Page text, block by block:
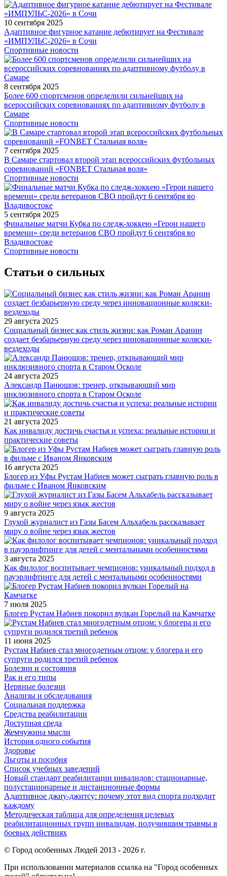
10 сентября 2025
Адаптивное фигурное катание дебютирует на Фестивале
«ИМПУЛЬС-2026» в Сочи
Спортивные новости
8 сентября 2025
Более 600 спортсменов определили сильнейших на
всероссийских соревнованиях по адаптивному футболу в
Самаре
Спортивные новости
7 сентября 2025
В Самаре стартовал второй этап всероссийских футбольных
соревнований «FONBET Стальная воля»
Спортивные новости
5 сентября 2025
Финальные матчи Кубка по следж-хоккею «Герои нашего
времени» среди ветеранов СВО пройдут 6 сентября во
Владивостоке
Спортивные новости
Статьи о сильных
29 августа 2025
Социальный бизнес как стиль жизни: как Роман Аранин
создает безбарьерную среду через инновационные коляски-
вездеходы
24 августа 2025
Александр Панюшов: тренер, открывающий мир
инклюзивного спорта в Старом Осколе
21 августа 2025
Как инвалиду достичь счастья и успеха: реальные истории и
практические советы
16 августа 2025
Блогер из Уфы Рустам Набиев может сыграть главную роль в
фильме с Иваном Янковским
9 августа 2025
Глухой журналист из Газы Басем Альхабель рассказывает
миру о войне через язык жестов
3 августа 2025
Как филолог воспитывает чемпионов: уникальный подход в
пауэрлифтинге для детей с ментальными особенностями
7 июля 2025
Блогер Рустам Набиев покорил вулкан Горелый на Камчатке
11 июня 2025
Рустам Набиев стал многодетным отцом: у блогера и его
супруги родился третий ребенок
Болезни и состояния
Рак и его типы
Нервные болезни
Анализы и обследования
Социальная поддержка
Средства реабилитации
Доступная среда
Жемчужина мысли
История одного события
Здоровье
Льготы и пособия
Список учебных заведений
Новый стандарт реабилитации инвалидов: стационарные,
полустационарные и дистанционные формы
Адаптивное джиу-джитсу: почему этот вид спорта подходит
каждому
Методическая таблица для определения целевых
реабилитационных групп инвалидам, получившим травмы в
боевых действиях
© Город особенных Людей 2013 - 2026 г.
При использовании материалов ссылка на "Город особенных